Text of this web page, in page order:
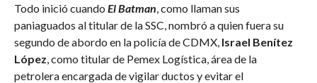
Todo inició cuando El Batman, como llaman sus
paniaguados al titular de la SSC, nombró a quien fuera su
segundo de abordo en la policía de CDMX, Israel Benítez
López, como titular de Pemex Logística, área de la
petrolera encargada de vigilar ductos y evitar el